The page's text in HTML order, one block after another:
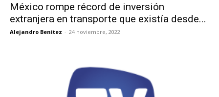
México rompe récord de inversión
extranjera en transporte que existía desde...
Alejandro Benitez - 24 noviembre, 2022